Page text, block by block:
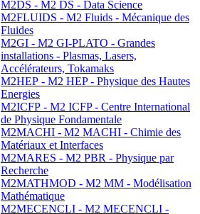
M2DS - M2 DS - Data Science
M2FLUIDS - M2 Fluids - Mécanique des
Fluides
M2GI - M2 GI-PLATO - Grandes
installations - Plasmas, Lasers,
Accélérateurs, Tokamaks
M2HEP - M2 HEP - Physique des Hautes
Energies
M2ICFP - M2 ICFP - Centre International
de Physique Fondamentale
M2MACHI - M2 MACHI - Chimie des
Matériaux et Interfaces
M2MARES - M2 PBR - Physique par
Recherche
M2MATHMOD - M2 MM - Modélisation
Mathématique
M2MECENCLI - M2 MECENCLI -